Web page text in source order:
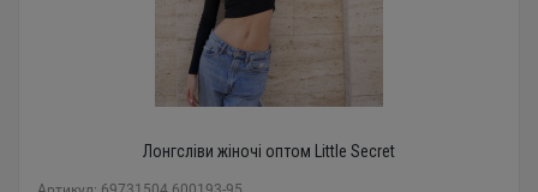
Лонгсліви жіночі оптом Little Secret